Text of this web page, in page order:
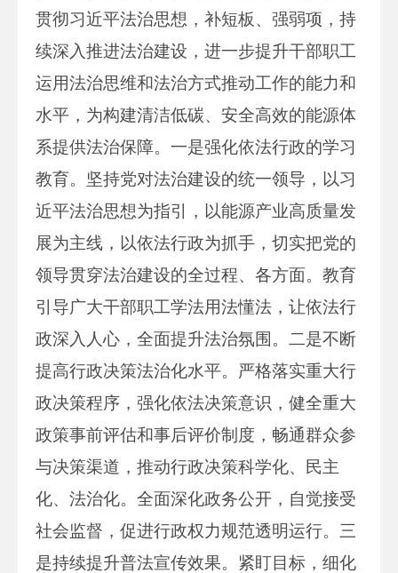
贯彻习近平法治思想，补短板、强弱项，持
续深入推进法治建设，进一步提升干部职工
运用法治思维和法治方式推动工作的能力和
水平，为构建清洁低碳、安全高效的能源体
系提供法治保障。一是强化依法行政的学习
教育。坚持党对法治建设的统一领导，以习
近平法治思想为指引，以能源产业高质量发
展为主线，以依法行政为抓手，切实把党的
领导贯穿法治建设的全过程、各方面。教育
引导广大干部职工学法用法懂法，让依法行
政深入人心，全面提升法治氛围。二是不断
提高行政决策法治化水平。严格落实重大行
政决策程序，强化依法决策意识，健全重大
政策事前评估和事后评价制度，畅通群众参
与决策渠道，推动行政决策科学化、民主
化、法治化。全面深化政务公开，自觉接受
社会监督，促进行政权力规范透明运行。三
是持续提升普法宣传效果。紧盯目标，细化